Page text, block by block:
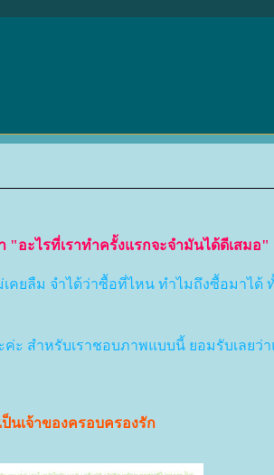
"อะไรที่เราทำครั้งแรกจะจำมันได้ดีเสมอ"
เคยลืม จำได้ว่าซื้อที่ไหน ทำไมถึงซื้อมาไ
สำหรับเราชอบภาพแบบนี้ ยอมรับเลยว่
ป็นเจ้าของครอบครองรัก